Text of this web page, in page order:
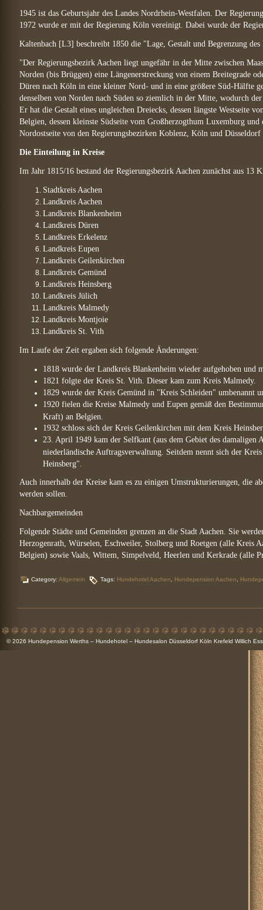
1945 ist das Geburtsjahr des Landes Nordrhein-Westfalen. Der
1972 wurde er mit der Regierung Köln vereinigt. Dabei wurde der
Kaltenbach [L3] beschreibt 1850 die "Lage, Gestalt und Begrenzung
"Der Regierungsbezirk Aachen liegt ungefähr in der Mitte zwischen
Norden (bis Brüggen) eine Längenerstreckung von einem Breitegrade
Düren nach Köln in eine kleiner Nord- und in eine größere Süd-Hälfte
denselben von Norden nach Süden so ziemlich in der Mitte, wodurch
Er hat die Gestalt eines ungleichen Dreiecks, dessen längste Westseite
Belgien, dessen kleinste Südseite vom Großherzogthum Luxemburg
Nordostseite von den Regierungsbezirken Koblenz, Köln und
Die Einteilung in Kreise
Im Jahr 1815/16 bestand der Regierungsbezirk Aachen zunächst aus 13
Stadtkreis Aachen
Landkreis Aachen
Landkreis Blankenheim
Landkreis Düren
Landkreis Erkelenz
Landkreis Eupen
Landkreis Geilenkirchen
Landkreis Gemünd
Landkreis Heinsberg
Landkreis Jülich
Landkreis Malmedy
Landkreis Montjoie
Landkreis St. Vith
Im Laufe der Zeit ergaben sich folgende Änderungen:
1818 wurde der Landkreis Blankenheim wieder aufgehoben
1821 folgte der Kreis St. Vith. Dieser kam zum Kreis Malmedy.
1829 wurde der Kreis Gemünd in "Kreis Schleiden" umbenannt
1920 fielen die Kreise Malmedy und Eupen gemäß den
Kraft) an Belgien.
1932 schloss sich der Kreis Geilenkirchen mit dem Kreis
23. April 1949 kam der Selfkant (aus dem Gebiet des
niederländische Auftragsverwaltung. Seitdem nennt sich der
Heinsberg".
Auch innerhalb der Kreise kam es zu einigen Umstrukturierungen, die
werden sollen.
Nachbargemeinden
Folgende Städte und Gemeinden grenzen an die Stadt Aachen. Sie
Herzogenrath, Würselen, Eschweiler, Stolberg und Roetgen (alle
Belgien) sowie Vaals, Wittem, Simpelveld, Heerlen und Kerkrade (alle
Category: Allgemein Tags: Hundehotel Aachen Hundepension Aachen
© 2026 Hundepension Werths – Hundehotel – Hundesalon Düsseldorf Köln Krefeld Willich